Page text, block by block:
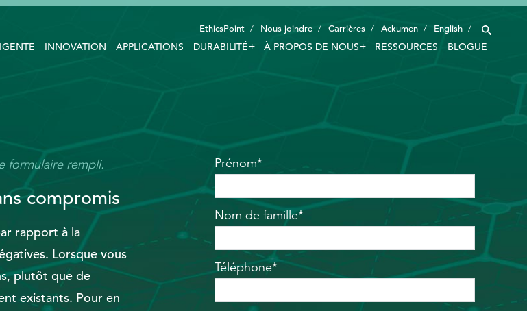
INNOVATION
APPLICATIONS
DURABILITÉ
RESSOURCES
EthicsPoint Nous joindre Carrières Ackumen English
INNOVATION APPLICATIONS DURABILITÉ À PROPOS DE NOUS RESSOURCES BLOGUE
formulaire rempli.
compromis
rapport à la
Lorsque vous
plutôt que de
existants. Pour en
Prénom*
Nom de famille*
Téléphone*